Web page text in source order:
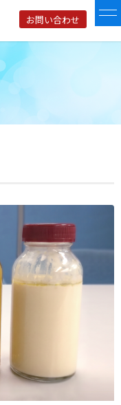
お問い合わせ